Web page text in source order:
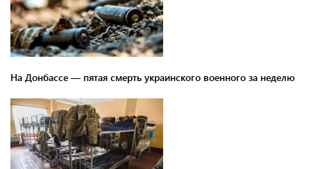
На Донбассе — пятая смерть украинского военного за неделю